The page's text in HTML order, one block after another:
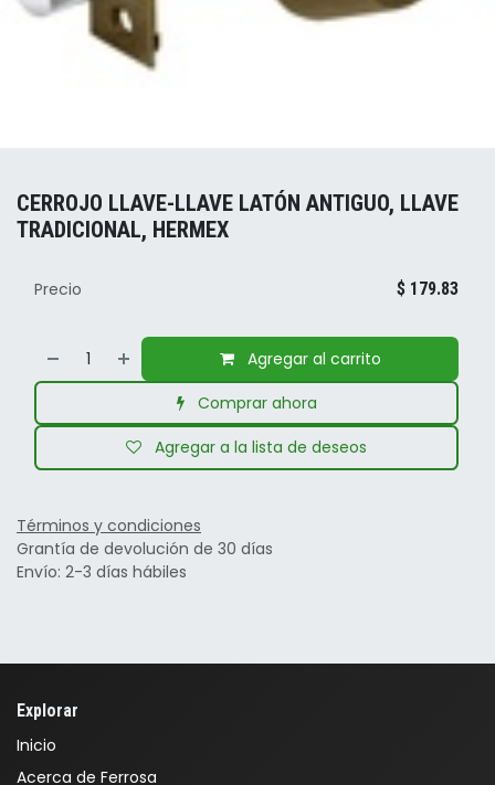
CERROJO LLAVE-LLAVE LATÓN ANTIGUO, LLAVE
TRADICIONAL, HERMEX
Agregar al carrito
Comprar ahora
Agregar a la lista de deseos
Precio $ 179.83
Términos y condiciones
Grantía de devolución de 30 días
Envío: 2-3 días hábiles
Explorar
Inicio
Acerca de Ferrosa